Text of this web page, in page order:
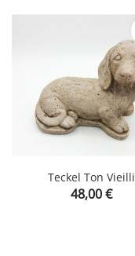
Teckel Ton Vieilli
Prix
48,00 €